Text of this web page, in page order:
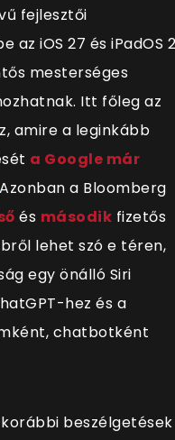
fejlesztői
iOS 27 és iPadOS
mesterséges
Itt főleg az
amire a leginkább
a Google már
Azonban a Bloomberg
és második fizetős
lehet szó e téren,
egy önálló Siri
hez és a
chatbotként
beszélgetések